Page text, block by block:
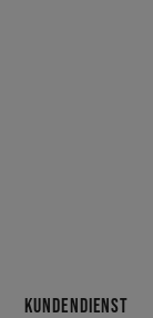
KUNDENDIENST